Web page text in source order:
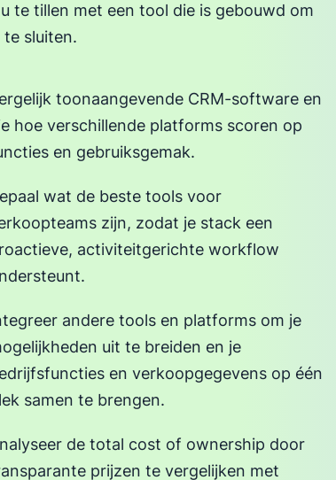
te tillen met een tool die is gebouwd om
te sluiten.
toonaangevende CRM-software en
hoe verschillende platforms scoren op
en gebruiksgemak.
wat de beste tools voor
zijn, zodat je stack een
activiteitgerichte workflow
andere tools en platforms om je
uit te breiden en je
en verkoopgegevens op één
samen te brengen.
de total cost of ownership door
prijzen te vergelijken met